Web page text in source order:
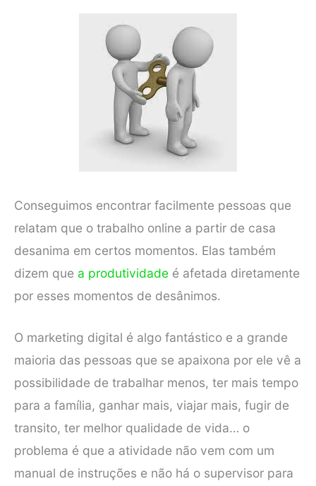
Conseguimos encontrar facilmente pessoas que
relatam que o trabalho online a partir de casa
desanima em certos momentos. Elas também
dizem que a produtividade é afetada diretamente
por esses momentos de desânimos.
O marketing digital é algo fantástico e a grande
maioria das pessoas que se apaixona por ele vê a
possibilidade de trabalhar menos, ter mais tempo
para a família, ganhar mais, viajar mais, fugir de
transito, ter melhor qualidade de vida… o
problema é que a atividade não vem com um
manual de instruções e não há o supervisor para